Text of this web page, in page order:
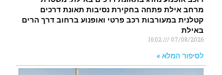
מרחב אילת פתחה בחקירת נסיבות תאונת דרכים
קטלנית במעורבות רכב פרטי ואופנוע ברחוב דרך הרים
באילת
07/08/2026
16:02
לסיפור המלא »